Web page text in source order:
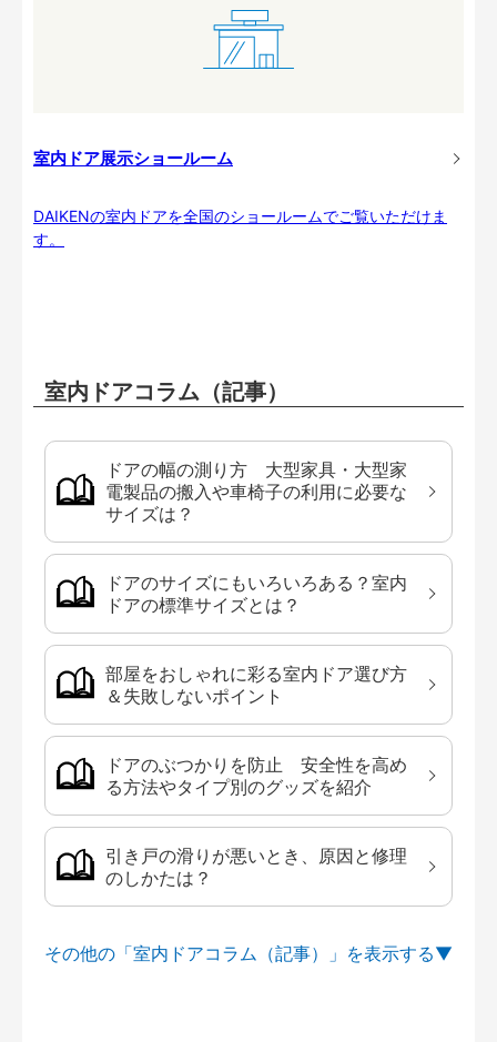
室内ドア展示ショールーム
DAIKENの室内ドアを全国のショールームでご覧いただけま
す。
室内ドアコラム（記事）
ドアの幅の測り方 大型家具・大型家
電製品の搬入や車椅子の利用に必要な
サイズは？
ドアのサイズにもいろいろある？室内
ドアの標準サイズとは？
部屋をおしゃれに彩る室内ドア選び方
＆失敗しないポイント
ドアのぶつかりを防止 安全性を高め
る方法やタイプ別のグッズを紹介
引き戸の滑りが悪いとき、原因と修理
のしかたは？
その他の「室内ドアコラム（記事）」を